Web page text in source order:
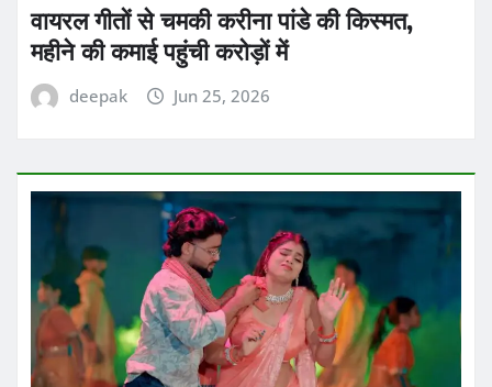
वायरल गीतों से चमकी करीना पांडे की किस्मत,
महीने की कमाई पहुंची करोड़ों में
deepak Jun 25, 2026